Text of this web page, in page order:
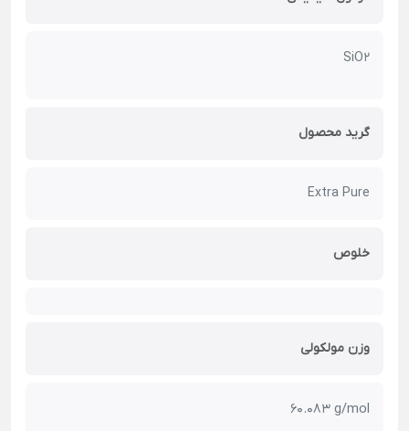
SiO2
گرید محصول
Extra Pure
خلوص
وزن مولکولی
60.083 g/mol